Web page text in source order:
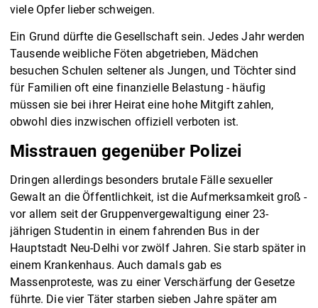
viele Opfer lieber schweigen.
Ein Grund dürfte die Gesellschaft sein. Jedes Jahr werden
Tausende weibliche Föten abgetrieben, Mädchen
besuchen Schulen seltener als Jungen, und Töchter sind
für Familien oft eine finanzielle Belastung - häufig
müssen sie bei ihrer Heirat eine hohe Mitgift zahlen,
obwohl dies inzwischen offiziell verboten ist.
Misstrauen gegenüber Polizei
Dringen allerdings besonders brutale Fälle sexueller
Gewalt an die Öffentlichkeit, ist die Aufmerksamkeit groß -
vor allem seit der Gruppenvergewaltigung einer 23-
jährigen Studentin in einem fahrenden Bus in der
Hauptstadt Neu-Delhi vor zwölf Jahren. Sie starb später in
einem Krankenhaus. Auch damals gab es
Massenproteste, was zu einer Verschärfung der Gesetze
führte. Die vier Täter starben sieben Jahre später am